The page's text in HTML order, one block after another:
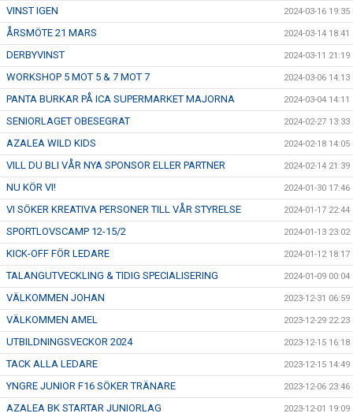
VINST IGEN 2024-03-16 19:35
ÅRSMÖTE 21 MARS 2024-03-14 18:41
DERBYVINST 2024-03-11 21:19
WORKSHOP 5 MOT 5 & 7 MOT 7 2024-03-06 14:13
PANTA BURKAR PÅ ICA SUPERMARKET MAJORNA 2024-03-04 14:11
SENIORLAGET OBESEGRAT 2024-02-27 13:33
AZALEA WILD KIDS 2024-02-18 14:05
VILL DU BLI VÅR NYA SPONSOR ELLER PARTNER 2024-02-14 21:39
NU KÖR VI! 2024-01-30 17:46
VI SÖKER KREATIVA PERSONER TILL VÅR STYRELSE 2024-01-17 22:44
SPORTLOVSCAMP 12-15/2 2024-01-13 23:02
KICK-OFF FÖR LEDARE 2024-01-12 18:17
TALANGUTVECKLING & TIDIG SPECIALISERING 2024-01-09 00:04
VÄLKOMMEN JOHAN 2023-12-31 06:59
VÄLKOMMEN AMEL 2023-12-29 22:23
UTBILDNINGSVECKOR 2024 2023-12-15 16:18
TACK ALLA LEDARE 2023-12-15 14:49
YNGRE JUNIOR F16 SÖKER TRÄNARE 2023-12-06 23:46
AZALEA BK STARTAR JUNIORLAG 2023-12-01 19:09